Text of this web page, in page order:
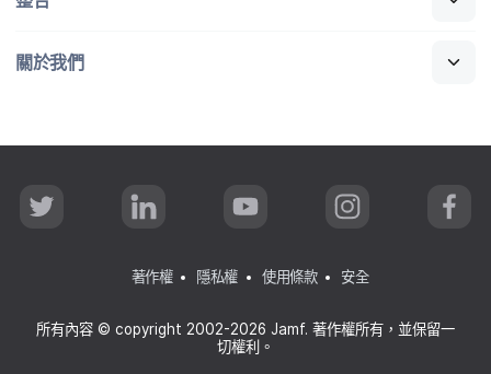
關於​我們
所有​內容 © copyright 2002-2026 Jamf. 著​作權​所有，​並​保留​一​
切權利。
著作權 隱私權 使用條款 安全
T
w
L
i
e
d
n
Y
o
u
b
I
n
a
g
a
m
F
a
k